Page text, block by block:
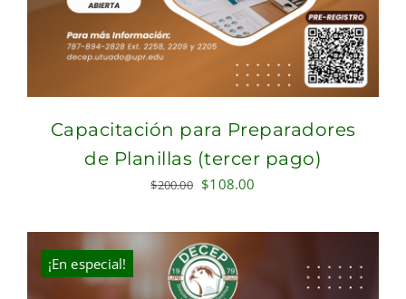
Capacitación para Preparadores
de Planillas (tercer pago)
$200.00 Original
was:
$200.00.
$108.00
is:
¡En especial!